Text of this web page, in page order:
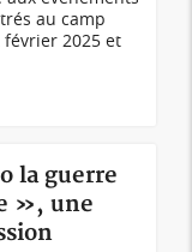
au camp
2025 et
la guerre
», une